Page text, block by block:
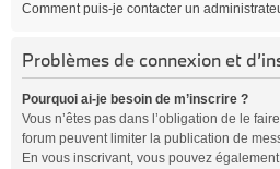
Comment puis-je contacter un
Problèmes de connexion et
Pourquoi ai-je besoin de m’inscrire ?
Vous n’êtes pas dans l’obligation de le
forum peuvent limiter la publication de
En vous inscrivant, vous pouvez